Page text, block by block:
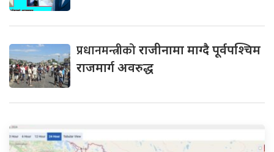
प्रधानमन्त्रीकोराजीनामा माग्दै पूर्वपश्चिम
राजमार्ग अवरुद्ध